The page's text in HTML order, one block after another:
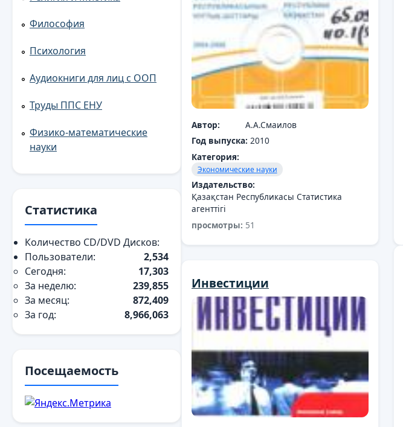
Автор:
А.А.Смаилов
Год выпуска: 2010
Категория:
Экономические науки
Издательство:
Қазақстан Республикасы Статистика
агенттігі
просмотры: 51
Инвестиции
Философия
Психология
Аудиокниги для лиц с ООП
Труды ППС ЕНУ
Физико-математические
науки
Статистика
Количество CD/DVD Дисков:
2,534
Пользователи:
Сегодня:
17,303
За неделю:
239,855
За месяц:
872,409
За год:
8,966,063
Посещаемость